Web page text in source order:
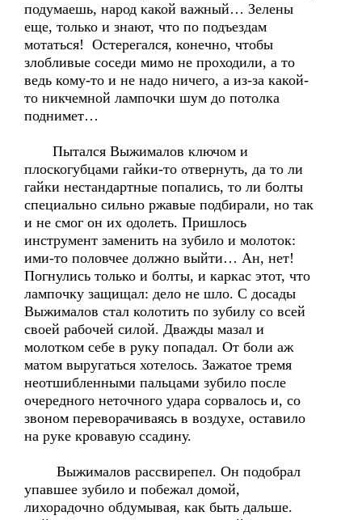
подумаешь, народ какой важный… Зелены
еще, только и знают, что по подъездам
мотаться! Остерегался, конечно, чтобы
злобливые соседи мимо не проходили, а то
ведь кому-то и не надо ничего, а из-за какой-
то никчемной лампочки шум до потолка
поднимет…
Пытался Выжималов ключом и
плоскогубцами гайки-то отвернуть, да то ли
гайки нестандартные попались, то ли болты
специально сильно ржавые подбирали, но так
и не смог он их одолеть. Пришлось
инструмент заменить на зубило и молоток:
ими-то половчее должно выйти… Ан, нет!
Погнулись только и болты, и каркас этот, что
лампочку защищал: дело не шло. С досады
Выжималов стал колотить по зубилу со всей
своей рабочей силой. Дважды мазал и
молотком себе в руку попадал. От боли аж
матом выругаться хотелось. Зажатое тремя
неотшибленными пальцами зубило после
очередного неточного удара сорвалось и, со
звоном переворачиваясь в воздухе, оставило
на руке кровавую ссадину.
Выжималов рассвирепел. Он подобрал
упавшее зубило и побежал домой,
лихорадочно обдумывая, как быть дальше.